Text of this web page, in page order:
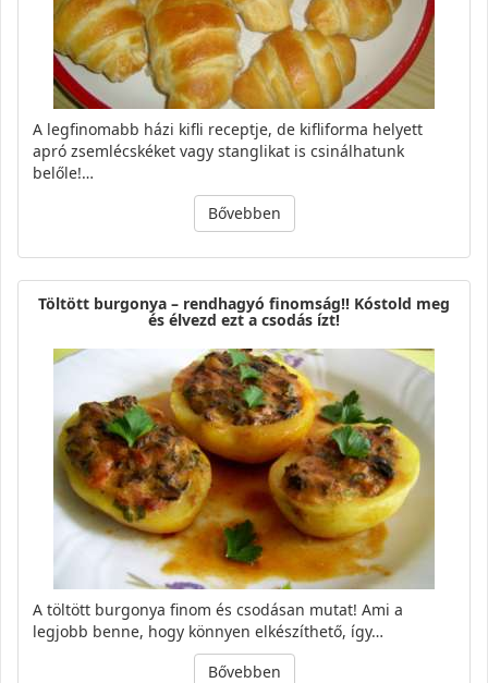
A legfinomabb házi kifli receptje, de kifliforma helyett
apró zsemlécskéket vagy stanglikat is csinálhatunk
belőle!…
Bővebben
Töltött burgonya – rendhagyó finomság!! Kóstold meg
és élvezd ezt a csodás ízt!
A töltött burgonya finom és csodásan mutat! Ami a
legjobb benne, hogy könnyen elkészíthető, így…
Bővebben